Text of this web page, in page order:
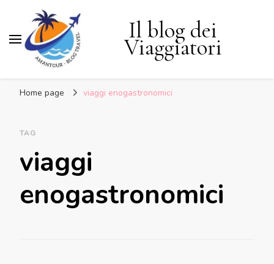
Il blog dei
Viaggiatori
Home page viaggi enogastronomici
TAG
viaggi
enogastronomici